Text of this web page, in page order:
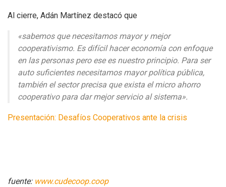
Al cierre, Adán Martínez destacó que
«sabemos que necesitamos mayor y mejor
cooperativismo. Es difícil hacer economía con enfoque
en las personas pero ese es nuestro principio. Para ser
auto suficientes necesitamos mayor política pública,
también el sector precisa que exista el micro ahorro
cooperativo para dar mejor servicio al sistema».
Presentación: Desafíos Cooperativos ante la crisis
fuente: www.cudecoop.coop